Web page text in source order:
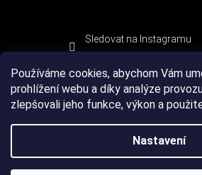
Používáme cookies, abychom Vám
prohlížení webu a díky analýze
zlepšovali jeho funkce, výkon a
Nastavení
Sledovat na Instagramu